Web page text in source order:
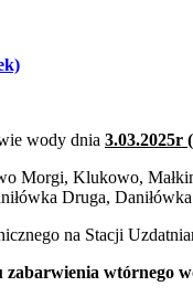
wody dnia 3.03.2025r
Morgi, Klukowo,
Druga,
na Stacji
zabarwienia wtórnego